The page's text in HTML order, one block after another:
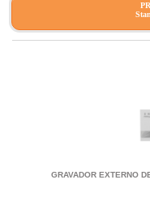
GRAVADOR EXTERNO